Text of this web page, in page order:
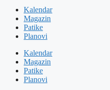
Kalendar
Magazin
Patike
Planovi
Kalendar
Magazin
Patike
Planovi